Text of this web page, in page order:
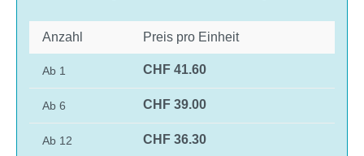
Anzahl Preis pro Einheit
Ab 1 CHF 41.60
Ab 6 CHF 39.00
Ab 12 CHF 36.30